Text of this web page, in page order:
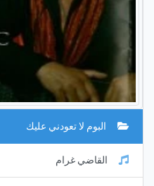
البوم لا تعودني عليك
القاضي غرام